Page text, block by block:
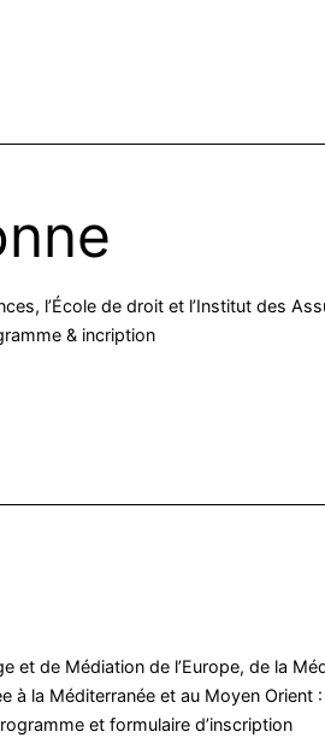
l’École de droit et l’Institut des
& incription
et de Médiation de l’Europe, de la
la Méditerranée et au Moyen Orient
et formulaire d’inscription